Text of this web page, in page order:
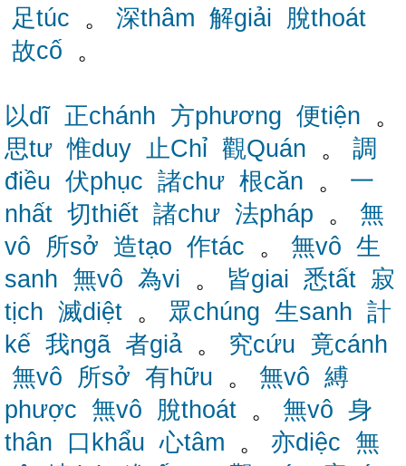
足túc 。 深thâm 解giải
脫thoát
故cố 。
以dĩ 正chánh 方phương 便tiện 。
思tư 惟duy 止Chỉ 觀Quán 。 調
điều 伏phục 諸chư 根căn 。 一
nhất 切thiết 諸chư 法pháp 。 無
vô
所sở 造tạo 作tác 。 無vô 生
sanh 無vô 為vi 。 皆giai 悉tất 寂
tịch 滅diệt 。 眾chúng 生sanh 計
kế 我ngã 者giả 。 究cứu
竟cánh
無vô
所sở 有hữu 。 無vô 縛
phược 無vô 脫thoát 。 無vô 身
thân
口khẩu 心tâm 。 亦diệc 無